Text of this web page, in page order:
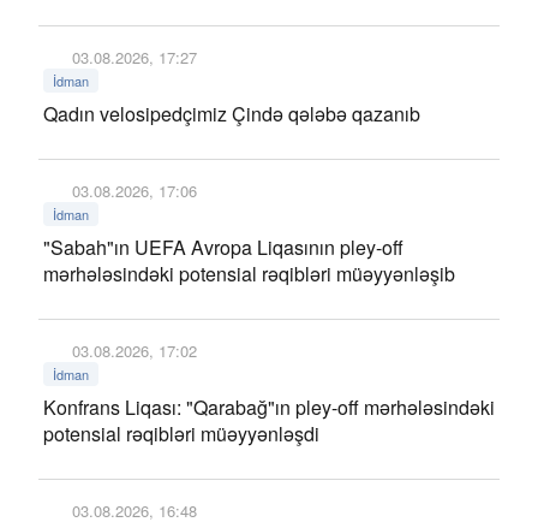
03.08.2026, 17:27
İdman
Qadın velosipedçimiz Çində qələbə qazanıb
03.08.2026, 17:06
İdman
"Sabah"ın UEFA Avropa Liqasının pley-off
mərhələsindəki potensial rəqibləri müəyyənləşib
03.08.2026, 17:02
İdman
Konfrans Liqası: "Qarabağ"ın pley-off mərhələsindəki
potensial rəqibləri müəyyənləşdi
03.08.2026, 16:48